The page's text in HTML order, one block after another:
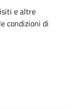
e altre
condizioni di